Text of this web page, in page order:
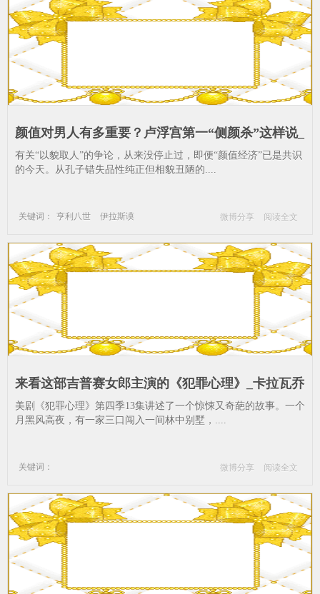
颜值对男人有多重要？卢浮宫第一“侧颜杀”这样说_
伊拉斯谟-卢浮宫-小荷尔拜因-欧洲文艺复兴-肖像
画--托马斯-鹿特丹-伦敦
有关“以貌取人”的争论，从来没停止过，即便“颜值经济”已是共识
的今天。从孔子错失品性纯正但相貌丑陋的....
关键词： 亨利八世
伊拉斯谟
肖像画
托马斯 鹿特丹 伦敦
微博分享 阅读全文
来看这部吉普赛女郎主演的《犯罪心理》_卡拉瓦乔
《女占卜师》-吉普赛人-拉·图尔的《玩骰子的人》-
卢梭-卢浮宫-欧洲
美剧《犯罪心理》第四季13集讲述了一个惊悚又奇葩的故事。一个
月黑风高夜，有一家三口闯入一间林中别墅，....
关键词：
卡拉瓦乔《女占卜师》
吉普赛人
拉·图尔的《玩骰子的人》
文森特·梵高《吉普赛人大篷车露营》
卢梭
卢浮宫
微博分享 阅读全文